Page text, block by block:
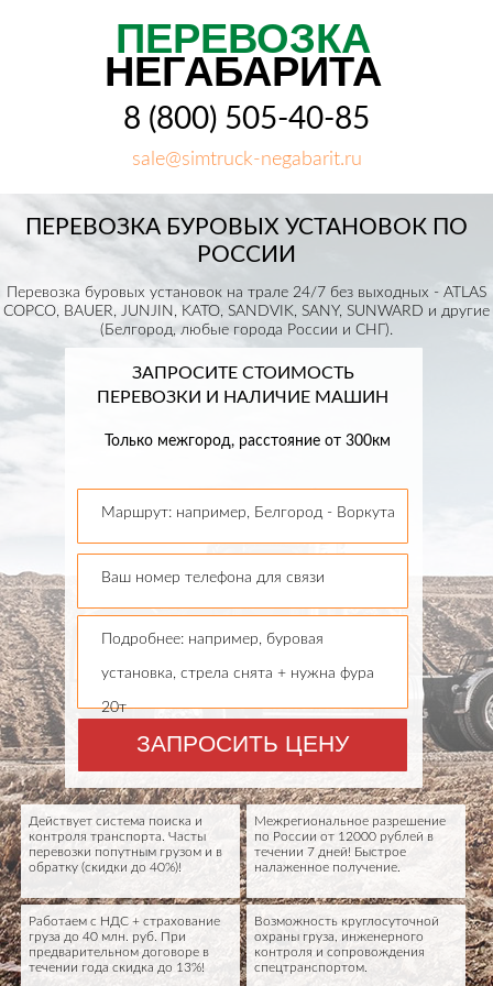
ПЕРЕВОЗКА
НЕГАБАРИТА
8 (800) 505-40-85
sale@simtruck-negabarit.ru
ПЕРЕВОЗКА БУРОВЫХ УСТАНОВОК ПО
РОССИИ
Перевозка буровых установок на трале 24/7 без выходных - ATLAS
COPCO, BAUER, JUNJIN, KATO, SANDVIK, SANY, SUNWARD и другие
(Белгород, любые города России и СНГ).
ЗАПРОСИТЕ СТОИМОСТЬ
ПЕРЕВОЗКИ И НАЛИЧИЕ МАШИН
Только межгород, расстояние от 300км
ЗАПРОСИТЬ ЦЕНУ
Маршрут: например, Белгород - Воркута
Ваш номер телефона для связи
Подробнее: например, буровая
установка, стрела снята + нужна фура
20т
Межрегиональное разрешение
по России от 12000 рублей в
течении 7 дней! Быстрое
налаженное получение.
Действует система поиска и
контроля транспорта. Часты
перевозки попутным грузом и в
обратку (скидки до 40%)!
Возможность круглосуточной
охраны груза, инженерного
контроля и сопровождения
спецтранспортом.
Работаем с НДС + страхование
груза до 40 млн. руб. При
предварительном договоре в
течении года скидка до 13%!